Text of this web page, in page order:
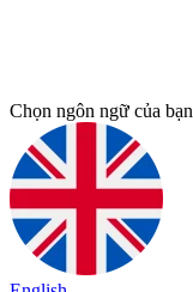
Chọn ngôn ngữ của bạn